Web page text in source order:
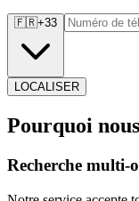
🇫🇷+33
LOCALISER
Pourquoi
Recherche multi-